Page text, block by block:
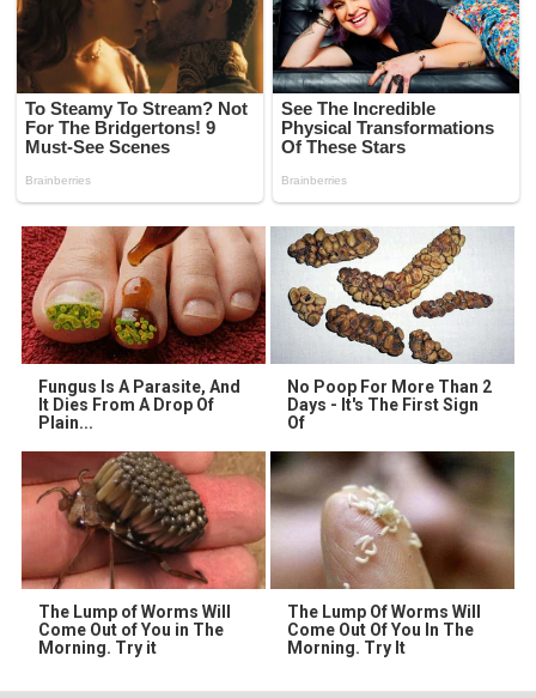
Fungus Is A Parasite, And
It Dies From A Drop Of
Plain...
No Poop For More Than 2
Days - It's The First Sign
Of
The Lump of Worms Will
Come Out of You in The
Morning. Try it
The Lump Of Worms Will
Come Out Of You In The
Morning. Try It